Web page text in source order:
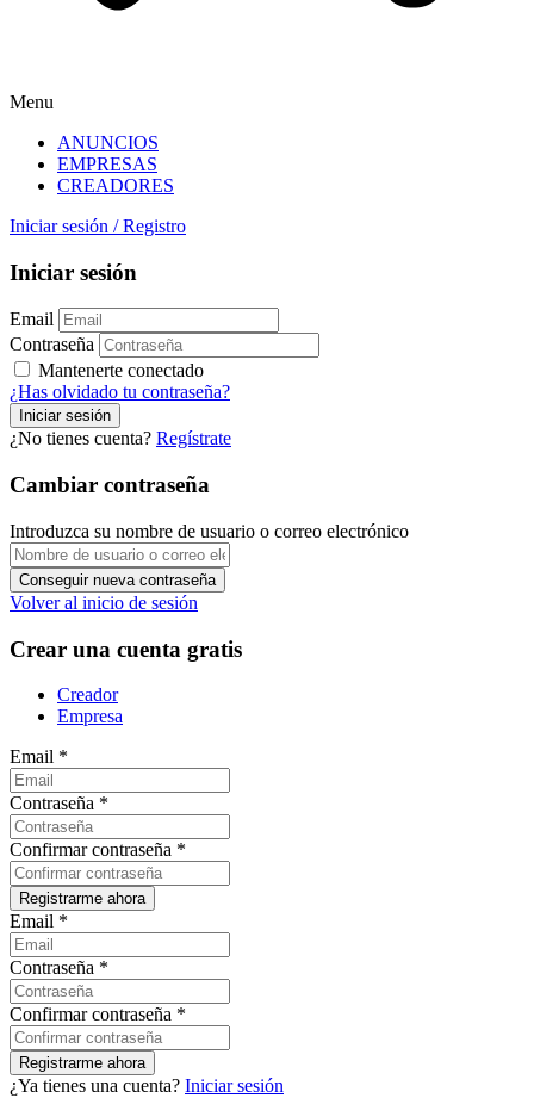
Menu
ANUNCIOS
EMPRESAS
CREADORES
Iniciar sesión / Registro
Iniciar sesión
Email
Contraseña
Mantenerte conectado
¿Has olvidado tu contraseña?
¿No tienes cuenta? Regístrate
Cambiar contraseña
Introduzca su nombre de usuario o correo electrónico
Volver al inicio de sesión
Crear una cuenta gratis
Creador
Empresa
Email *
Contraseña *
Confirmar contraseña *
Email *
Contraseña *
Confirmar contraseña *
¿Ya tienes una cuenta? Iniciar sesión